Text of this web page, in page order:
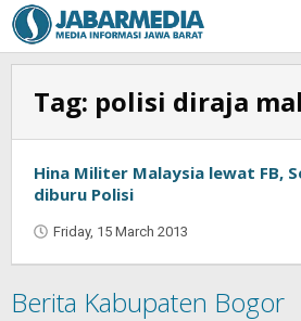
Skip
to
content
Tag: polisi diraja
Hina Militer Malaysia lewat FB,
diburu Polisi
Friday, 15 March 2013
Berita Kabupaten Bogor